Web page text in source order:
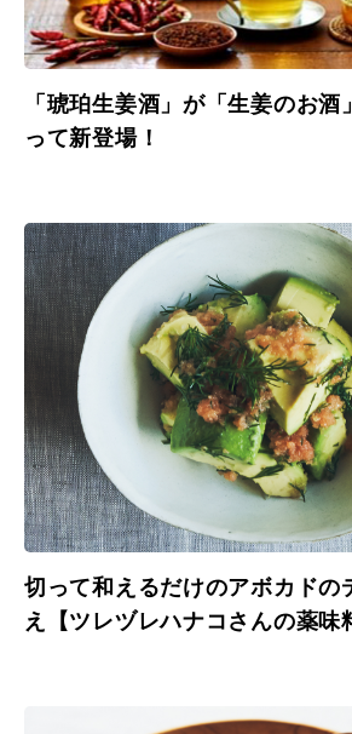
「琥珀生姜酒」が「生姜のお酒
って新登場！
切って和えるだけのアボカドの
え【ツレヅレハナコさんの薬味